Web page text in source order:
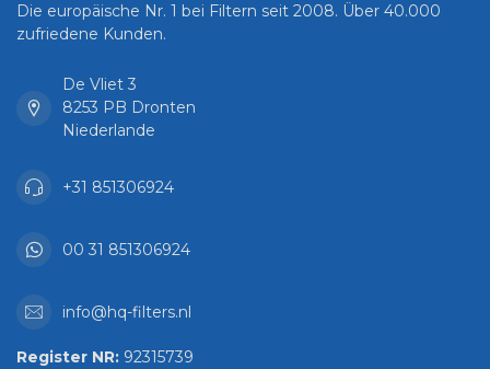
Die europäische Nr. 1 bei Filtern seit 2008. Über 40.000
zufriedene Kunden.
De Vliet 3
8253 PB Dronten
Niederlande
+31 851306924
00 31 851306924
info@hq-filters.nl
Register NR: 92315739